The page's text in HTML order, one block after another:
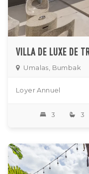
Umalas, Bumbak
Loyer Annuel
3 3